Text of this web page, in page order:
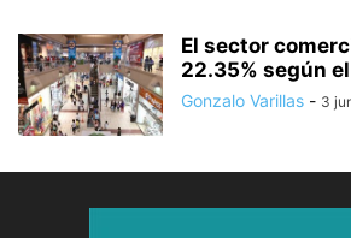
El sector
22.35% según el
Gonzalo Varillas - 3